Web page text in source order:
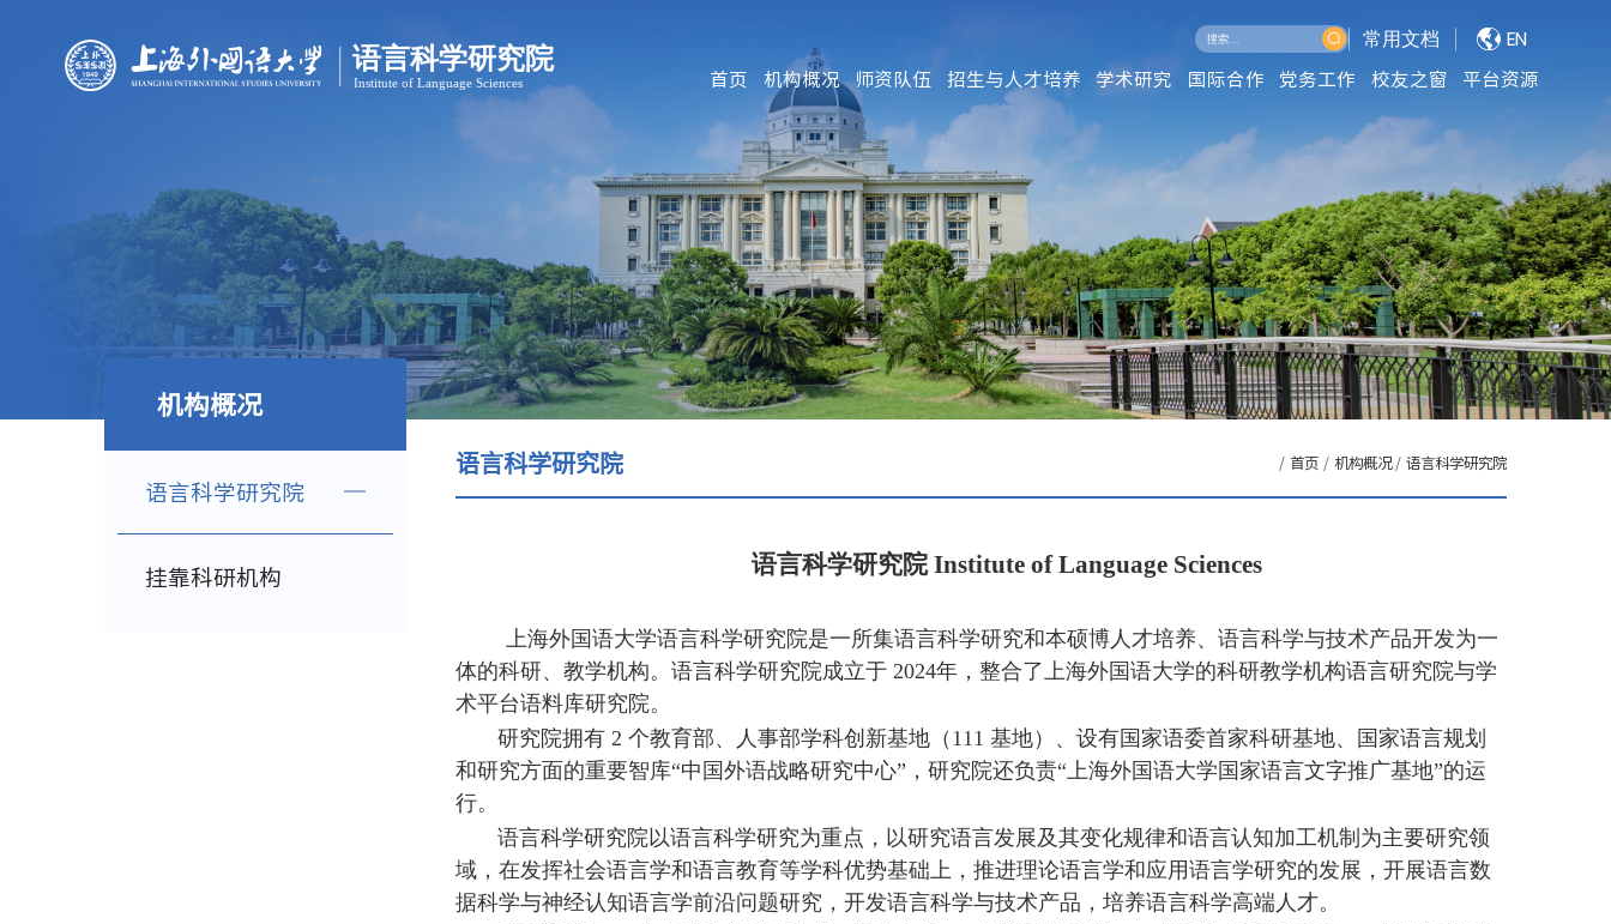
常用文档 EN
首页 机构概况 师资队伍 招生与人才培养 学术研究 国际合作 党务工作 校友之窗 平台资源
机构概况
语言科学研究院
挂靠科研机构
/ 首页 / 机构概况 / 语言科学研究院
语言科学研究院
语言科学研究院Institute of Language Sciences
上海外国语大学语言科学研究院是一所集语言科学研究和本硕博人才培养、语言科学与技术产品开发为一
体的科研、教学机构。语言科学研究院成立于2024年，整合了上海外国语大学的科研教学机构语言研究院与学
术平台语料库研究院。
研究院拥有 2 个教育部、人事部学科创新基地（111 基地）、设有国家语委首家科研基地、国家语言规划
和研究方面的重要智库“中国外语战略研究中心” ，研究 院还负责“上海外国语大学国家语言文字推广基地”的运
行。
语言科学研究院以语言科学研究为重点，以研究语言发展及其变化规律和语言认知加工机制为主要研究领
域，在发挥社会语言学和语言教育等学科优势基础上，推进理论语言学和应用语言学研究的发展，开展语言数
据科学与神经认知语言学前沿问题研究，开发语言科学与技术产品，培养语言科学高端人才。